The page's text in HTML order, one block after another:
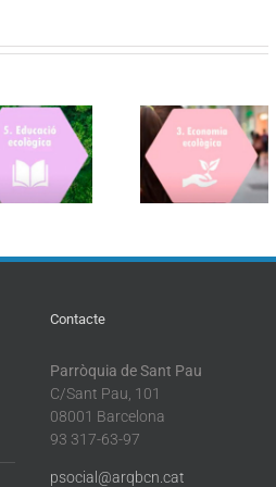
Novembre
2021 –
Objectiu
Laudato si’:
Molt bon
Nadal!!
Contacte
Parròquia de Sant Pau
C/Sant Pau, 101
08001 Barcelona
93 317-63-97
psocial@arqbcn.cat